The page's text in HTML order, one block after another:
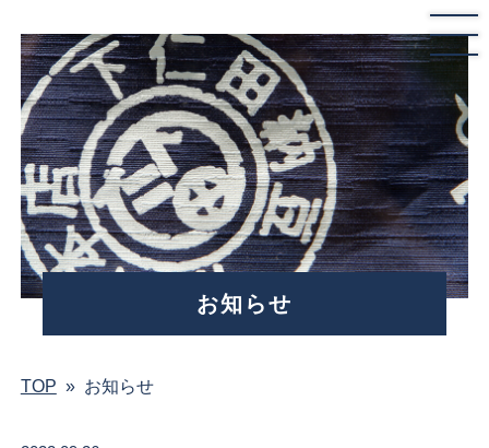
お知らせ
TOP » お知らせ